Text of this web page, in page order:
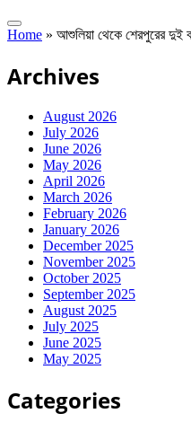
Home » আশুলিয়া থেকে শেরপুরের দুই
Archives
August 2026
July 2026
June 2026
May 2026
April 2026
March 2026
February 2026
January 2026
December 2025
November 2025
October 2025
September 2025
August 2025
July 2025
June 2025
May 2025
Categories